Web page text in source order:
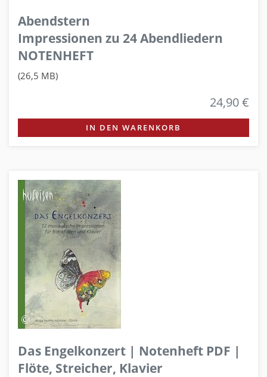
Abendstern
Impressionen zu 24 Abendliedern
NOTENHEFT
(26,5 MB)
24,90 €
IN DEN WARENKORB
Das Engelkonzert | Notenheft PDF |
Flöte, Streicher, Klavier